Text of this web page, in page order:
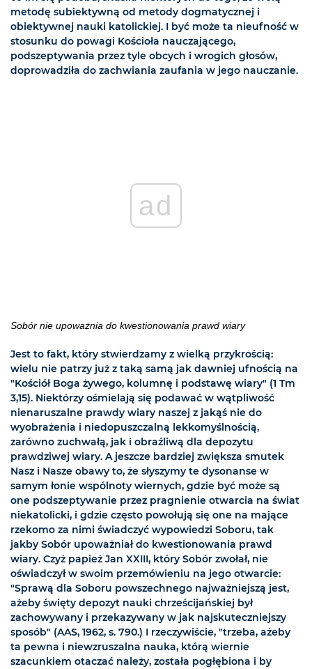
metodę subiektywną od metody dogmatycznej i
obiektywnej nauki katolickiej. I być może ta nieufność w
stosunku do powagi Kościoła nauczającego,
podszeptywania przez tyle obcych i wrogich głosów,
doprowadziła do zachwiania zaufania w jego nauczanie.
ad
Sobór nie upoważnia do kwestionowania prawd wiary
Jest to fakt, który stwierdzamy z wielką przykrością:
wielu nie patrzy już z taką samą jak dawniej ufnością na
"Kościół Boga żywego, kolumnę i podstawę wiary" (1 Tm
3,15). Niektórzy ośmielają się podawać w wątpliwość
nienaruszalne prawdy wiary naszej z jakąś nie do
wyobrażenia i niedopuszczalną lekkomyślnością,
zarówno zuchwałą, jak i obraźliwą dla depozytu
prawdziwej wiary. A jeszcze bardziej zwiększa smutek
Nasz i Nasze obawy to, że słyszymy te dysonanse w
samym łonie wspólnoty wiernych, gdzie być może są
one podszeptywanie przez pragnienie otwarcia na świat
niekatolicki, i gdzie często powołują się one na mające
rzekomo za nimi świadczyć wypowiedzi Soboru, tak
jakby Sobór upoważniał do kwestionowania prawd
wiary. Czyż papież Jan XXIII, który Sobór zwołał, nie
oświadczył w swoim przemówieniu na jego otwarcie:
"Sprawą dla Soboru powszechnego najważniejszą jest,
ażeby święty depozyt nauki chrześcijańskiej był
zachowywany i przekazywany w jak najskuteczniejszy
sposób" (AAS, 1962, s. 790.) I rzeczywiście, "trzeba, ażeby
ta pewna i niewzruszalna nauka, którą wiernie
szacunkiem otaczać należy, została pogłębiona i by